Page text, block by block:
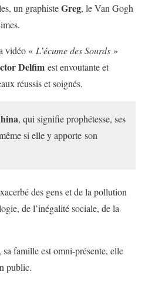
un graphisteGreg, le Van Gogh
vidéo « L’écume des Sourds »
Delfim est envoutante et
réussis et soignés.
, qui signifie prophétesse, ses
si elle y apporte son
des gens et de la pollution
de l’inégalité sociale, de la
famille est omni-présente, elle
public.